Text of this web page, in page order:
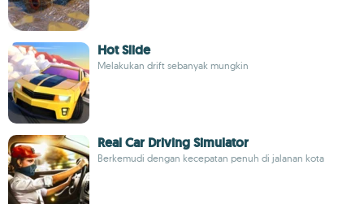
Hot Slide
Melakukan drift sebanyak mungkin
Real Car Driving Simulator
Berkemudi dengan kecepatan penuh di jalanan kota